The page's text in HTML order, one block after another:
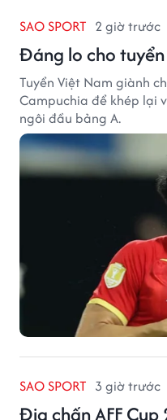
SAO SPORT 2 giờ trước
Đáng lo cho
Tuyển Việt Nam giành
Campuchia để khép lại
ngôi đầu bảng A.
SAO SPORT 3 giờ trước
Địa chấn AFF